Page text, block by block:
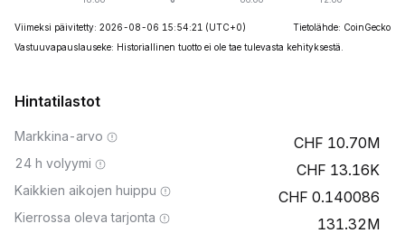
Viimeksi päivitetty: 2026-08-06 15:54:21 (UTC+0)
Tietolähde: CoinGecko
Vastuuvapauslauseke: Historiallinen tuotto ei ole tae tulevasta kehityksestä.
Hintatilastot
Markkina-arvo 10.70M
24 h volyymi 13.16K
Kaikkien aikojen huippu 0.140086
Kierrossa oleva tarjonta 131.32M